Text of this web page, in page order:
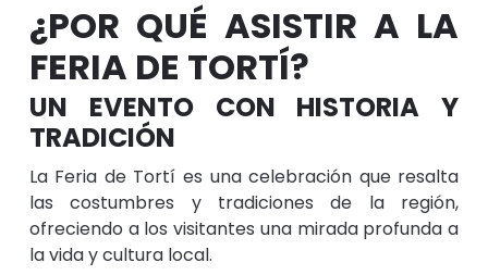
¿POR QUÉ ASISTIR A LA
FERIA DE TORTÍ?
UN EVENTO CON HISTORIA Y
TRADICIÓN
La Feria de Tortí es una celebración que resalta
las costumbres y tradiciones de la región,
ofreciendo a los visitantes una mirada profunda a
la vida y cultura local.​